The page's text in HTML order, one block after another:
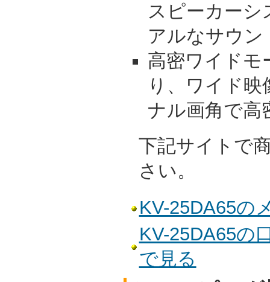
スピーカーシ
アルなサウ
高密ワイドモ
り、ワイド
ナル画角で高
下記サイトで
さい。
KV-25DA65の
KV-25DA65の
で見る